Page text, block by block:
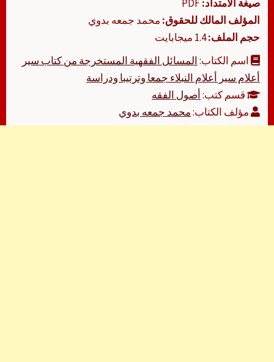
صيغة الامتداد:
المؤلف المالك للحقوق: محمد جمعه بدوي
حجم الملف:1.4 ميجابايت
اسم الكتاب:المسائل الفقهية المستخرجة من كتاب سير
أعلام سير أعلام النبلاء جمعا وترتيبا ودراسة
قسم كتب:أصول الفقه
مؤلف الكتاب:محمد جمعه بدوي